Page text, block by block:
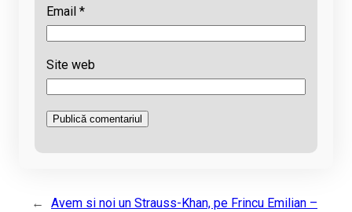
Email *
Site web
←
Avem si noi un Strauss-Khan, pe Frincu Emilian –